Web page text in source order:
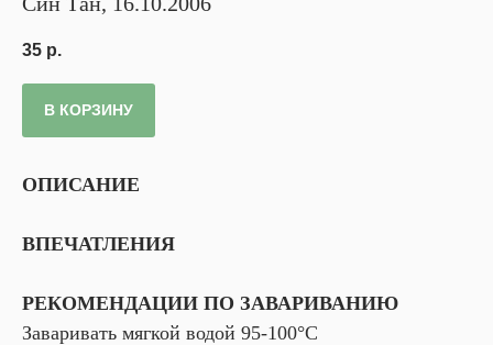
35 р.
В КОРЗИНУ
ОПИСАНИЕ
ВПЕЧАТЛЕНИЯ
РЕКОМЕНДАЦИИ ПО ЗАВАРИВАНИЮ
Заваривать мягкой водой 95-100°С